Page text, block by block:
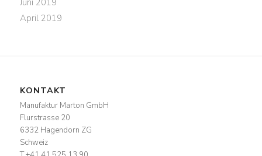
Juni 2019
April 2019
KONTAKT
Manufaktur Marton GmbH
Flurstrasse 20
6332 Hagendorn ZG
Schweiz